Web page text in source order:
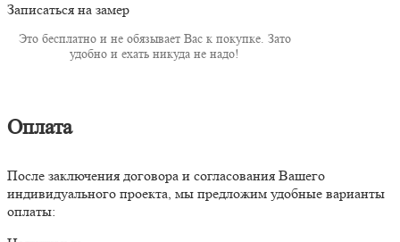
Записаться на замер
Это бесплатно и не обязывает Вас к покупке. Зато
удобно и ехать никуда не надо!
Оплата
После заключения договора и согласования Вашего
индивидуального проекта, мы предложим удобные варианты
оплаты: